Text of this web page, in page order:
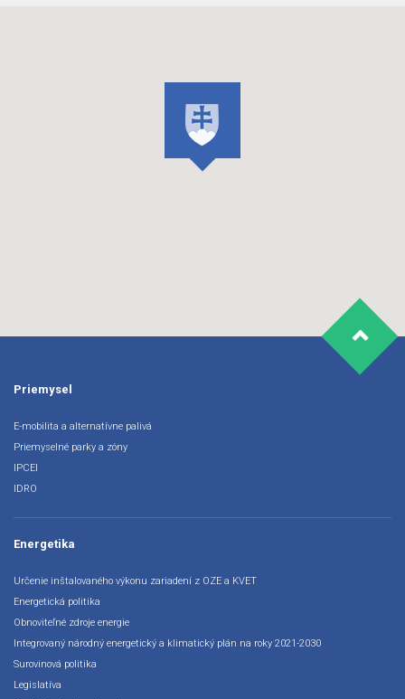
Priemysel
E-mobilita a alternatívne palivá
Priemyselné parky a zóny
IPCEI
IDRO
Energetika
Určenie inštalovaného výkonu zariadení z OZE a KVET
Energetická politika
Obnoviteľné zdroje energie
Integrovaný národný energetický a klimatický plán na roky 2021-2030
Surovinová politika
Legislatíva